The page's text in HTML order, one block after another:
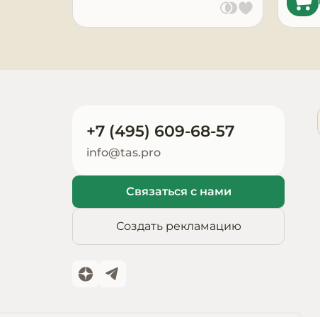
Запчасти для
оборудования
+7 (495) 609-68-57
info@tas.pro
Связаться с нами
Создать рекламацию